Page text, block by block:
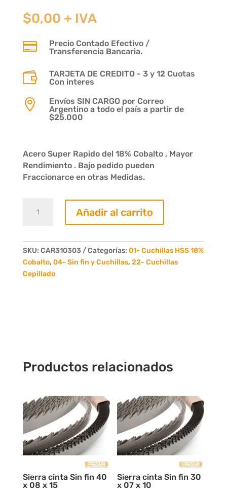
$0,00 + IVA

Precio Contado Efectivo /
Transferencia Bancaria.

TARJETA DE CREDITO - 3 y 12 Cuotas
Con interes

Envíos SIN CARGO por Correo
Argentino a todo el país a partir de
$25.000
Acero Super Rapido del 18% Cobalto , Mayor
Rendimiento . Bajo pedido pueden
Fraccionarce en otras Medidas.
acero
x
30
x
Añadir al carrito
SKU: CAR310303 Categorías: 01- Cuchillas HSS 18%
Cobalto, 04- Sin fin y Cuchillas, 22- Cuchillas
Cepillado
Productos relacionados
Sierra cinta Sin fin 40
x 08 x 15
Sierra cinta Sin fin 30
x 07 x 10